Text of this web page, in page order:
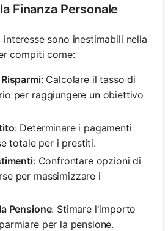
Finanza Personale
sono inestimabili nella
compiti come:
: Calcolare il tasso di
per raggiungere un obiettivo
: Determinare i pagamenti
totale per i prestiti.
: Confrontare opzioni di
per massimizzare i
Pensione: Stimare l'importo
per la pensione.